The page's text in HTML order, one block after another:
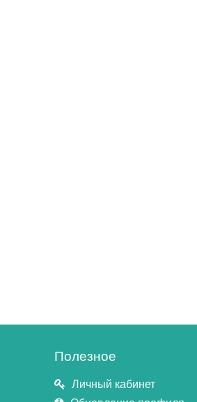
Полезное
Личный кабинет